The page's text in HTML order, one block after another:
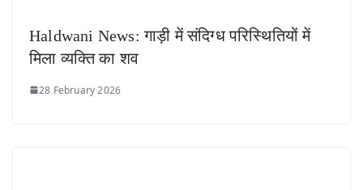
Haldwani News: गाड़ी में संदिग्ध परिस्थितियों में
मिला व्यक्ति का शव
28 February 2026